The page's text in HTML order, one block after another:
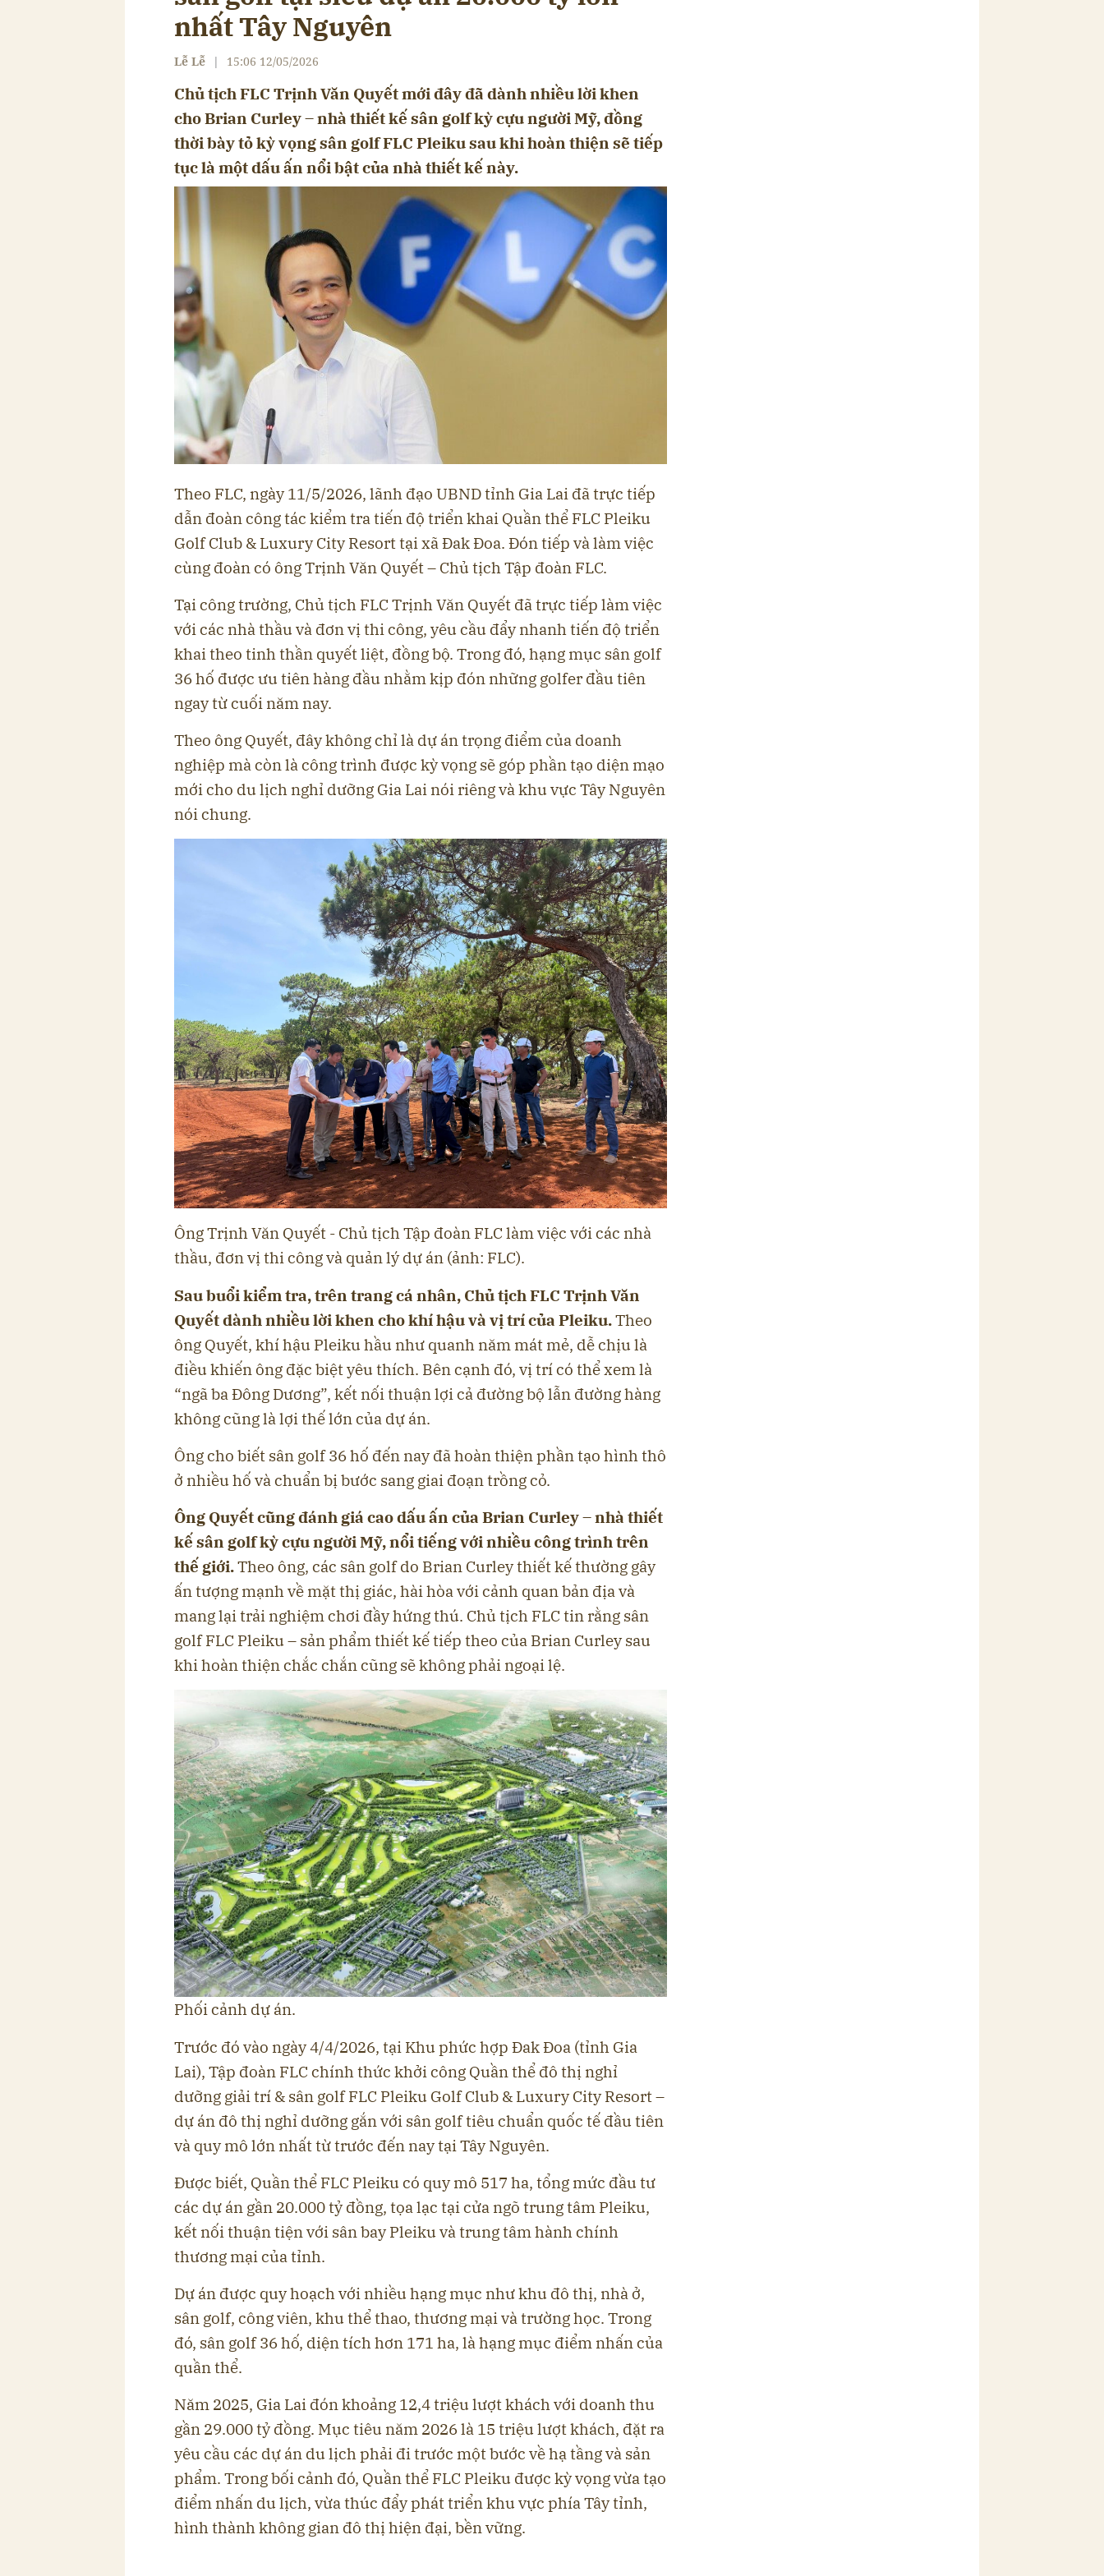
nhất Tây Nguyên
Lễ Lễ | 15:06 12/05/2026
Chủ tịch FLC Trịnh Văn Quyết mới đây đã dành nhiều lời khen
cho Brian Curley – nhà thiết kế sân golf kỳ cựu người Mỹ, đồng
thời bày tỏ kỳ vọng sân golf FLC Pleiku sau khi hoàn thiện sẽ tiếp
tục là một dấu ấn nổi bật của nhà thiết kế này.
Theo FLC, ngày 11/5/2026, lãnh đạo UBND tỉnh Gia Lai đã trực tiếp
dẫn đoàn công tác kiểm tra tiến độ triển khai Quần thể FLC Pleiku
Golf Club & Luxury City Resort tại xã Đak Đoa. Đón tiếp và làm việc
cùng đoàn có ông Trịnh Văn Quyết – Chủ tịch Tập đoàn FLC.
Tại công trường, Chủ tịch FLC Trịnh Văn Quyết đã trực tiếp làm việc
với các nhà thầu và đơn vị thi công, yêu cầu đẩy nhanh tiến độ triển
khai theo tinh thần quyết liệt, đồng bộ. Trong đó, hạng mục sân golf
36 hố được ưu tiên hàng đầu nhằm kịp đón những golfer đầu tiên
ngay từ cuối năm nay.
Theo ông Quyết, đây không chỉ là dự án trọng điểm của doanh
nghiệp mà còn là công trình được kỳ vọng sẽ góp phần tạo diện mạo
mới cho du lịch nghỉ dưỡng Gia Lai nói riêng và khu vực Tây Nguyên
nói chung.
Ông Trịnh Văn Quyết - Chủ tịch Tập đoàn FLC làm việc với các nhà
thầu, đơn vị thi công và quản lý dự án (ảnh: FLC).
Sau buổi kiểm tra, trên trang cá nhân, Chủ tịch FLC Trịnh Văn
Quyết dành nhiều lời khen cho khí hậu và vị trí của Pleiku.Theo
ông Quyết, khí hậu Pleiku hầu như quanh năm mát mẻ, dễ chịu là
điều khiến ông đặc biệt yêu thích. Bên cạnh đó, vị trí có thể xem là
“ngã ba Đông Dương”, kết nối thuận lợi cả đường bộ lẫn đường hàng
không cũng là lợi thế lớn của dự án.
Ông cho biết sân golf 36 hố đến nay đã hoàn thiện phần tạo hình thô
ở nhiều hố và chuẩn bị bước sang giai đoạn trồng cỏ.
Ông Quyết cũng đánh giá cao dấu ấn của Brian Curley – nhà thiết
kế sân golf kỳ cựu người Mỹ, nổi tiếng với nhiều công trình trên
thế giới.Theo ông, các sân golf do Brian Curley thiết kế thường gây
ấn tượng mạnh về mặt thị giác, hài hòa với cảnh quan bản địa và
mang lại trải nghiệm chơi đầy hứng thú. Chủ tịch FLC tin rằng sân
golf FLC Pleiku – sản phẩm thiết kế tiếp theo của Brian Curley sau
khi hoàn thiện chắc chắn cũng sẽ không phải ngoại lệ.
Phối cảnh dự án.
Trước đó vào ngày 4/4/2026, tại Khu phức hợp Đak Đoa (tỉnh Gia
Lai), Tập đoàn FLC chính thức khởi công Quần thể đô thị nghỉ
dưỡng giải trí & sân golf FLC Pleiku Golf Club & Luxury City Resort –
dự án đô thị nghỉ dưỡng gắn với sân golf tiêu chuẩn quốc tế đầu tiên
và quy mô lớn nhất từ trước đến nay tại Tây Nguyên.
Được biết, Quần thể FLC Pleiku có quy mô 517 ha, tổng mức đầu tư
các dự án gần 20.000 tỷ đồng, tọa lạc tại cửa ngõ trung tâm Pleiku,
kết nối thuận tiện với sân bay Pleiku và trung tâm hành chính
thương mại của tỉnh.
Dự án được quy hoạch với nhiều hạng mục như khu đô thị, nhà ở,
sân golf, công viên, khu thể thao, thương mại và trường học. Trong
đó, sân golf 36 hố, diện tích hơn 171 ha, là hạng mục điểm nhấn của
quần thể.
Năm 2025, Gia Lai đón khoảng 12,4 triệu lượt khách với doanh thu
gần 29.000 tỷ đồng. Mục tiêu năm 2026 là 15 triệu lượt khách, đặt ra
yêu cầu các dự án du lịch phải đi trước một bước về hạ tầng và sản
phẩm. Trong bối cảnh đó, Quần thể FLC Pleiku được kỳ vọng vừa tạo
điểm nhấn du lịch, vừa thúc đẩy phát triển khu vực phía Tây tỉnh,
hình thành không gian đô thị hiện đại, bền vững.